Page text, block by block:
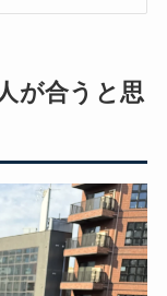
が合うと思